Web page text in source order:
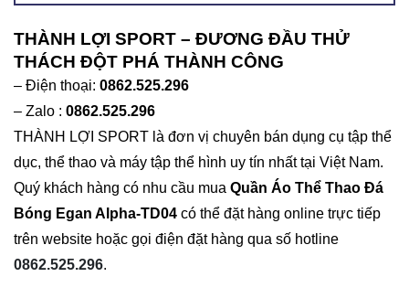
THÀNH LỢI SPORT – ĐƯƠNG ĐẦU THỬ
THÁCH ĐỘT PHÁ THÀNH CÔNG
– Điện thoại: 0862.525.296
– Zalo : 0862.525.296
THÀNH LỢI SPORT là đơn vị chuyên bán dụng cụ tập thể
dục, thể thao và máy tập thể hình uy tín nhất tại Việt Nam.
Quý khách hàng có nhu cầu mua Quần Áo Thể Thao Đá
Bóng Egan Alpha-TD04 có thể đặt hàng online trực tiếp
trên website hoặc gọi điện đặt hàng qua số hotline
0862.525.296.